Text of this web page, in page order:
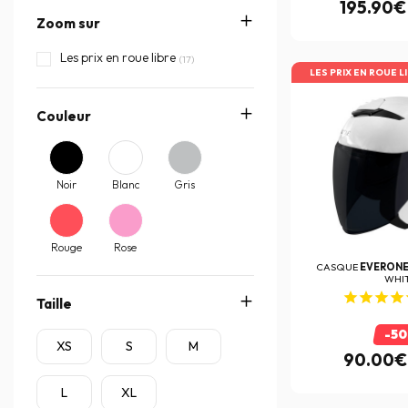
Momo Design
MT (10)
Naca (10)
Nexx
Nolan (71)
NOX
Premier (91)
Roof
Schuberth (6)
Scorpion
Sena Europe
Shark (195)
Shoei
Zoom sur
Les prix en roue libre (17)
Couleur
Noir Blanc Gris
Rouge Rose
Taille
XS S M
L XL
195.90€
LES PRIX EN ROUE
CASQUE EVERONE
-
90.00€